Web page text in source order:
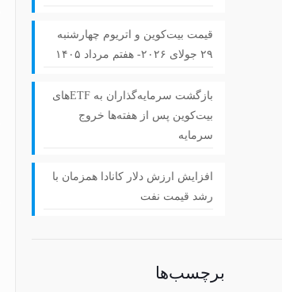
قیمت بیت‌کوین و اتریوم چهارشنبه
۲۹ جولای ۲۰۲۶- هفتم مرداد ۱۴۰۵
بازگشت سرمایه‌گذاران به ETFهای
بیت‌کوین پس از هفته‌ها خروج
سرمایه
افزایش ارزش دلار کانادا همزمان با
رشد قیمت نفت
برچسب‌ها